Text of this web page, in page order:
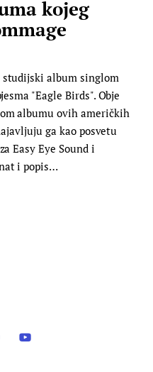
kojeg
album singlom
"Eagle Birds". Obje
albumu ovih američkih
ga kao posvetu
Easy Eye Sound i
i popis…